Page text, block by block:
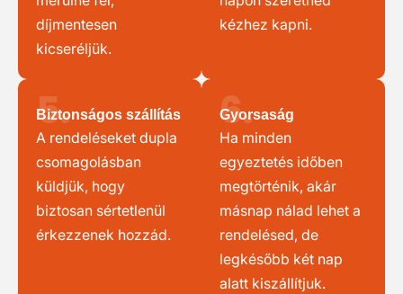
díjmentesen
kicseréljük.
kézhez kapni.
5.
Biztonságos szállítás
A rendeléseket dupla
csomagolásban
küldjük, hogy
biztosan sértetlenül
érkezzenek hozzád.
6.
Gyorsaság
Ha minden
egyeztetés időben
megtörténik, akár
másnap nálad lehet a
rendelésed, de
legkésőbb két nap
alatt kiszállítjuk.